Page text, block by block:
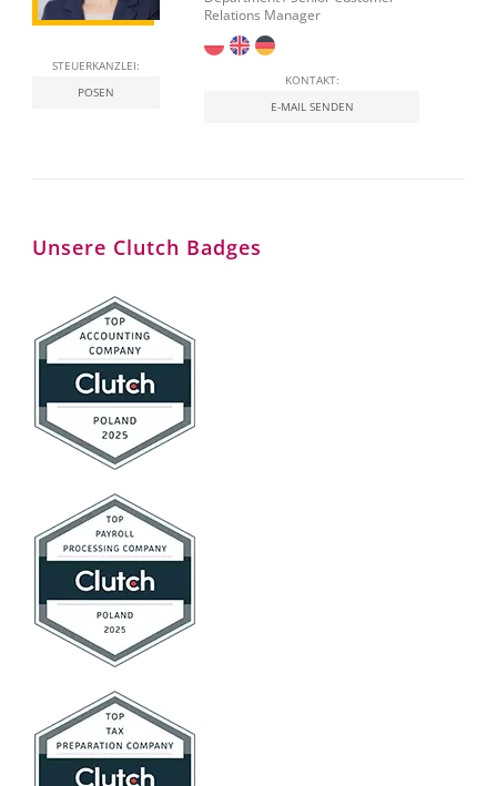
STEUERKANZLEI:
POSEN
Relations Manager
KONTAKT:
E-MAIL SENDEN
Unsere Clutch Badges